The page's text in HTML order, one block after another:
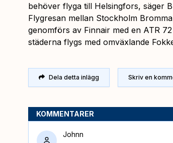
behöver flyga till Helsingfors, säger
Flygresan mellan Stockholm
genomförs av Finnair med en ATR
städerna flygs med omväxlande
Dela detta inlägg Skriv en
KOMMENTARER
Johnn